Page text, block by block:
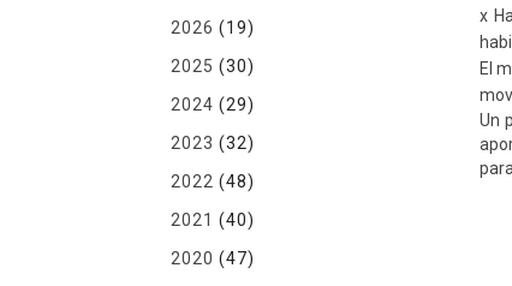
x
El
Un
2026 (19)
2025 (30)
2024 (29)
2023 (32)
2022 (48)
2021 (40)
2020 (47)